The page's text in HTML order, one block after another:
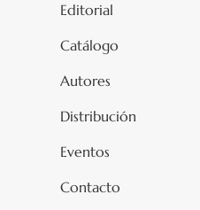
Editorial
Catálogo
Autores
Distribución
Eventos
Contacto